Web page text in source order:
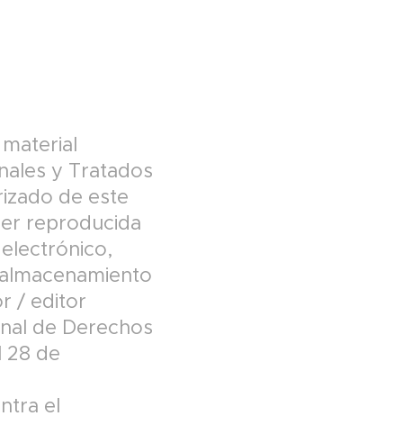
y Tratados
de este
reproducida
/ editor
de Derechos
28 de
el